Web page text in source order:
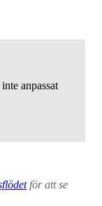
anpassat
för att se